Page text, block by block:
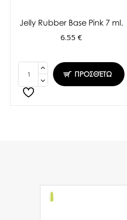
Jelly Rubber Base Pink 7 ml.
6.55 €
ΠΡΟΣΘΈΤΩ